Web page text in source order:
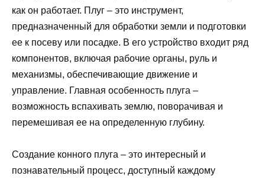
как он работает. Плуг – это инструмент,
предназначенный для обработки земли и подготовки
ее к посеву или посадке. В его устройство входит ряд
компонентов, включая рабочие органы, руль и
механизмы, обеспечивающие движение и
управление. Главная особенность плуга –
возможность вспахивать землю, поворачивая и
перемешивая ее на определенную глубину.
Создание конного плуга – это интересный и
познавательный процесс, доступный каждому